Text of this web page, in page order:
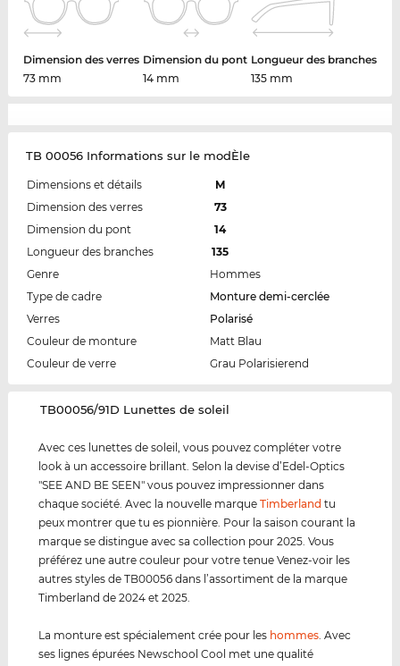
Dimension des verres
73 mm
Dimension du pont
14 mm
Longueur des branches
135 mm
TB 00056 Informations sur le modÈle
Dimensions et détails
M
Dimension des verres
73
Dimension du pont
14
Longueur des branches
135
Genre
Hommes
Type de cadre
Monture demi-cerclée
Verres
Polarisé
Couleur de monture
Matt Blau
Couleur de verre
Grau Polarisierend
‌TB00056/91D Lunettes de soleil
Avec ces lunettes de soleil, vous pouvez compléter votre
look à un accessoire brillant. Selon la devise d’Edel-Optics
"SEE AND BE SEEN" vous pouvez impressionner dans
chaque société. Avec la nouvelle marqueTimberland tu
peux montrer que tu es pionnière. Pour la saison courant la
marque se distingue avec sa collection pour 2025. Vous
préférez une autre couleur pour votre tenue Venez-voir les
autres styles de TB00056 dans l’assortiment de la marque
Timberland de 2024 et 2025.
La monture est spécialement crée pour les hommes . Avec
ses lignes épurées Newschool Cool met une qualité